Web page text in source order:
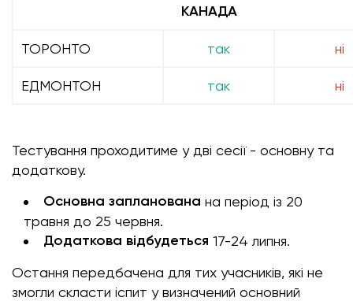
КАНАДА
ТОРОНТО так ні
ЕДМОНТОН так ні
Тестування проходитиме у дві сесії - основну та
додаткову.
Основна запланована на період із 20
травня до 25 червня.
Додаткова відбудеться 17-24 липня.
Остання передбачена для тих учасників, які не
змогли скласти іспит у визначений основний